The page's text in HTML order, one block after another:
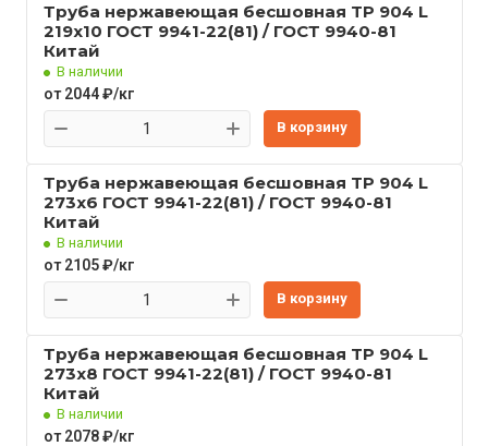
Труба нержавеющая бесшовная TP 904 L
219x10 ГОСТ 9941-22(81) / ГОСТ 9940-81
Китай
В наличии
от 2044 ₽/кг
В корзину
Труба нержавеющая бесшовная TP 904 L
273x6 ГОСТ 9941-22(81) / ГОСТ 9940-81
Китай
В наличии
от 2105 ₽/кг
В корзину
Труба нержавеющая бесшовная TP 904 L
273x8 ГОСТ 9941-22(81) / ГОСТ 9940-81
Китай
В наличии
от 2078 ₽/кг